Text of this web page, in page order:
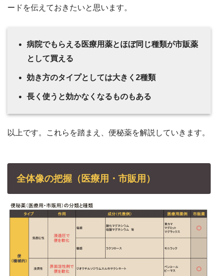
ードを伝えておきたいと思います。
病院でもらえる医療用薬とほぼ同じ種類が市販薬
として買える
効き方のタイプとしては大きく2種類
長く使うと効かなくなるものもある
以上です。これらを踏まえ、便秘薬を解説していきます。
全体像の把握（医療用・市販用）